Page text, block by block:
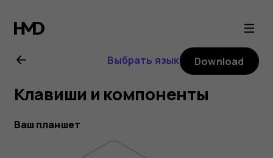
Nokia
T20
user
guide
Выбрать язык Download
Клавиши и компоненты
Ваш планшет